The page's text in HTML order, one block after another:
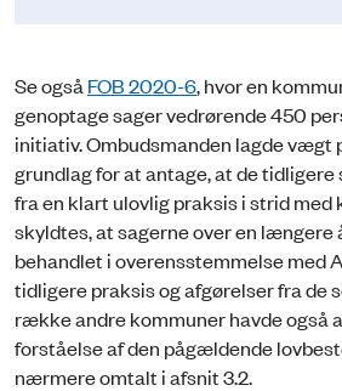
Se også FOB 2020-6, hvor en
genoptage sager vedrørende 450
initiativ. Ombudsmanden lagde vægt
grundlag for at antage, at de
fra en klart ulovlig praksis i strid med
skyldtes, at sagerne over en
behandlet i overensstemmelse med
tidligere praksis og afgørelser fra de
række andre kommuner havde også
forståelse af den pågældende
nærmere omtalt i afsnit 3.2.